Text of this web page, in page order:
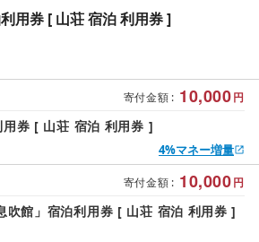
用券 [ 山荘 宿泊 利用券 ]
寄付金額 : 10,000円
用券 [ 山荘 宿泊 利用券 ]
4%マネー増量
寄付金額 : 10,000円
吹館」宿泊利用券 [ 山荘 宿泊 利用券 ]